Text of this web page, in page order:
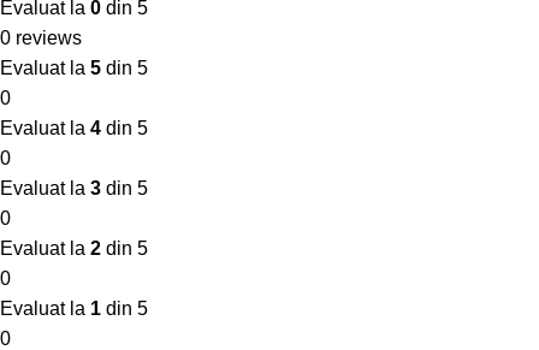
Evaluat la 0 din 5
0 reviews
Evaluat la 5 din 5
0
Evaluat la 4 din 5
0
Evaluat la 3 din 5
0
Evaluat la 2 din 5
0
Evaluat la 1 din 5
0